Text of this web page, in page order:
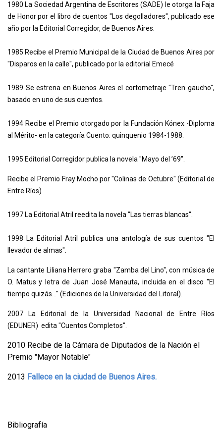
1980 La Sociedad Argentina de Escritores (SADE) le otorga la Faja
de Honor por el libro de cuentos "Los degolladores", publicado ese
año por la Editorial Corregidor, de Buenos Aires.
1985 Recibe el Premio Municipal de la Ciudad de Buenos Aires por
"Disparos en la calle", publicado por la editorial Emecé
1989 Se estrena en Buenos Aires el cortometraje "Tren gaucho",
basado en uno de sus cuentos.
1994 Recibe el Premio otorgado por la Fundación Kónex -Diploma
al Mérito- en la categoría Cuento: quinquenio 1984-1988.
1995 Editorial Corregidor publica la novela "Mayo del ’69".
Recibe el Premio Fray Mocho por "Colinas de Octubre" (Editorial de
Entre Ríos)
1997 La Editorial Atril reedita la novela "Las tierras blancas".
1998 La Editorial Atril publica una antología de sus cuentos "El
llevador de almas".
La cantante Liliana Herrero graba "Zamba del Lino", con música de
O. Matus y letra de Juan José Manauta, incluida en el disco "El
tiempo quizás..." (Ediciones de la Universidad del Litoral).
2007 La Editorial de la Universidad Nacional de Entre Ríos
(EDUNER) edita "Cuentos Completos".
2010 Recibe de la Cámara de Diputados de la Nación el
Premio "Mayor Notable"
2013 Fallece en la ciudad de Buenos Aires.
Bibliografía